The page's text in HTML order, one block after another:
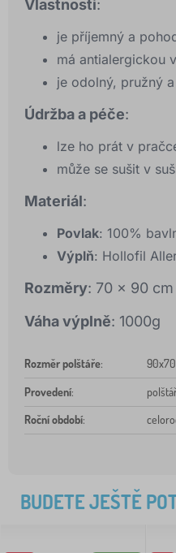
Vlastnosti:
je příjemný a
má antialergickou
je odolný, pružný
Údržba a péče:
lze ho prát v
může se sušit v
Materiál:
Povlak: 100%
Výplň: Hollofil
Rozměry: 70 x 90 cm
Váha výplně: 1000g
Rozměr polštáře:
Provedení:
Roční období:
BUDETE JEŠTĚ